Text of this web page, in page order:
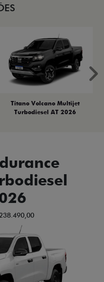
Titano Volcano Multijet
Turbodiesel AT 2026